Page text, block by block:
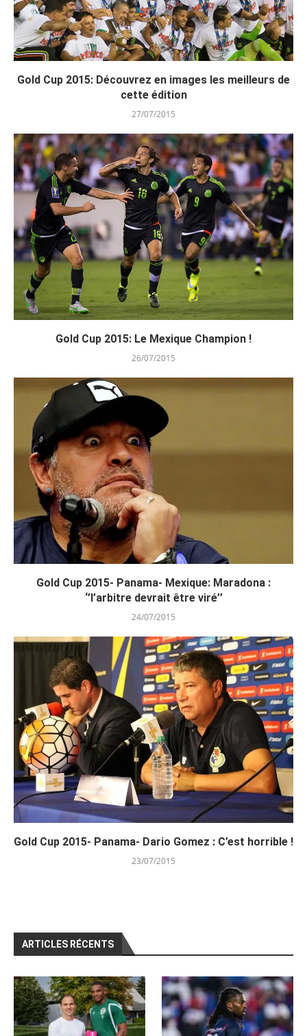
Gold Cup 2015: Découvrez en images les meilleurs de
cette édition
27/07/2015
Gold Cup 2015: Le Mexique Champion !
26/07/2015
Gold Cup 2015- Panama- Mexique: Maradona :
‘’l’arbitre devrait être viré’’
24/07/2015
Gold Cup 2015- Panama- Dario Gomez : C’est horrible !
23/07/2015
ARTICLES RÉCENTS